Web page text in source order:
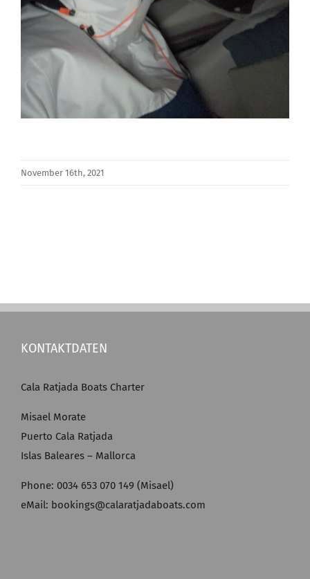
November 16th, 2021
KONTAKTDATEN
Cala Ratjada Boats Charter
Misael Morate
Puerto Cala Ratjada
Islas Baleares – Mallorca
Phone: 0034 653 070 149 (Misael)
eMail: bookings@calaratjadaboats.com